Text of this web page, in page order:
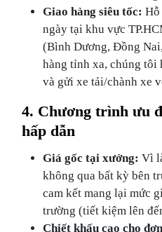
Giao hàng siêu tốc: Hỗ
ngày tại khu vực
(Bình Dương, Đồng
hàng tỉnh xa, chúng
và gửi xe tải/chành xe
4. Chương trình ưu
hấp dẫn
Giá gốc tại xưởng: Vì
không qua bất kỳ bên
cam kết mang lại mức
trường (tiết kiệm lên
Chiết khấu cao cho